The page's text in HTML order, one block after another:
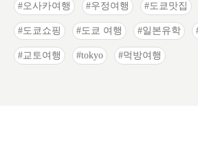
오사카여행 우정여행 도쿄맛집
도쿄쇼핑 도쿄 여행 일본유학
교토여행 tokyo 먹방여행